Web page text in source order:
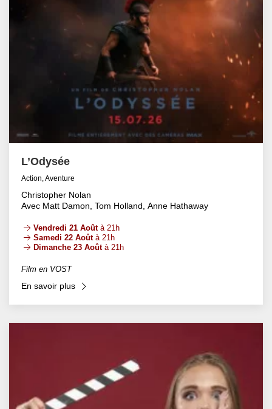
L’Odysée
Action, Aventure
Christopher Nolan
Avec Matt Damon, Tom Holland, Anne Hathaway
Vendredi 21 Aoûtà 21h
Samedi 22 Aoûtà 21h
Dimanche 23 Aoûtà 21h
Film en VOST
En savoir plus